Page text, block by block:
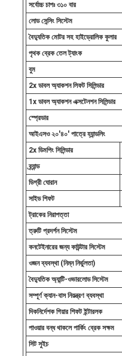
সর্বোচ্চ চাপঃ ৩১০ বার
লোড সেন্সিং সিস্টেম
বৈদ্যুতিক মোটর সহ হাইড্রোলিক কুলার
পৃথক ব্রেক তেল ট্যাংক
বুম
2x ডাবল অ্যাকশন লিফট সিলিন্ডার
1x ডাবল অ্যাকশন এক্সটেনশন সিলিন্ডার
স্প্রেডার
আইএসও ২০'৪০' পাত্রে হ্যান্ডলিং
2x ডিমপিং সিলিন্ডার
ব্র্যান্ড
ডিগ্রী ঘোরান
সাইড শিফট
ট্রাকের নিরাপত্তা
ত্রুটি প্রদর্শন সিস্টেম
কনটেইনারের জন্য কাউন্টার সিস্টেম
ওজন ব্যবস্থা (নিম্ন নির্ভুলতা)
বৈদ্যুতিক অ্যান্টি-ওভারলোড সিস্টেম
সম্পূর্ণ ক্যান-বাস নিয়ন্ত্রণ ব্যবস্থা
দিকনির্দেশক গিয়ার শিফট ইন্টারলক
পাওয়ার বন্ধ থাকলে পার্কিং ব্রেক সক্ষম
সিট সুইচ